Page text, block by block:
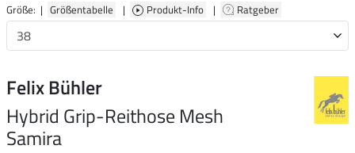
Größe: | Größentabelle | Produkt-Info | Ratgeber
Felix Bühler
Hybrid Grip-Reithose Mesh
Samira